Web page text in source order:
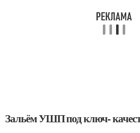
Зальём УШП под ключ-